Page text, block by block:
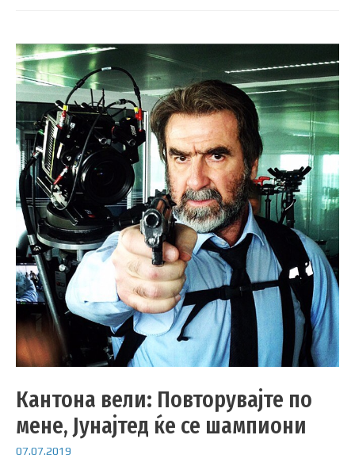
Кантона вели: Повторувајте по
мене, Јунајтед ќе се шампиони
07.07.2019